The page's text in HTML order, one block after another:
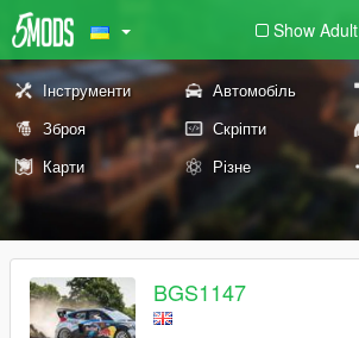
Show Adult
Інструменти Автомобіль
Зброя
Скріпти
Карти
Різне
BGS1147